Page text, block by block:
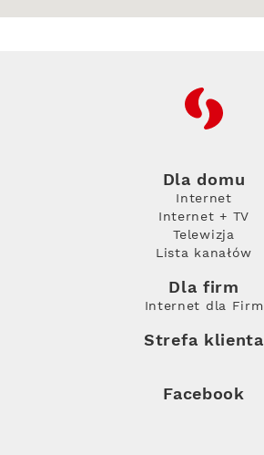
RFC
Dla domu
Internet
Internet + TV
Telewizja
Lista kanałów
Dla firm
Internet dla Firm
Strefa klienta
Facebook